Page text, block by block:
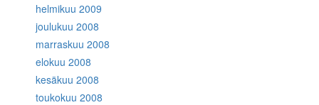
helmikuu 2009
joulukuu 2008
marraskuu 2008
elokuu 2008
kesäkuu 2008
toukokuu 2008